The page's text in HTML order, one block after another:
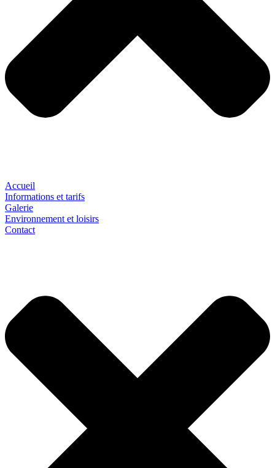
Accueil
Informations et tarifs
Galerie
Environnement et loisirs
Contact